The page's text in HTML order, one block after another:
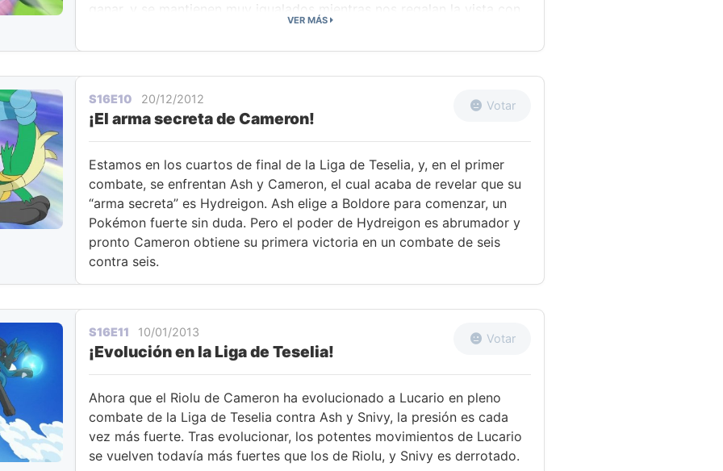
ganar, y se mantienen muy igualados mientras nos regalan la vista con
un poderoso movimiento tras otro. Pero Krookodile a duras penas
consigue la victoria, por lo que Stephan saca a su increíblemente veloz
óptimos movimientos de Zebstrika, Nitrocarga y Rayo. Gracias a las
inteligentes estrategias de ambas partes, el combate termina en
empate.
VER MÁS
S16E10 20/12/2012
¡El arma secreta de Cameron!
Votar
Estamos en los cuartos de final de la Liga de Teselia, y, en el primer
combate, se enfrentan Ash y Cameron, el cual acaba de revelar que su
“arma secreta” es Hydreigon. Ash elige a Boldore para comenzar, un
Pokémon fuerte sin duda. Pero el poder de Hydreigon es abrumador y
pronto Cameron obtiene su primera victoria en un combate de seis
contra seis.
S16E11 10/01/2013
¡Evolución en la Liga de Teselia!
Votar
Ahora que el Riolu de Cameron ha evolucionado a Lucario en pleno
combate de la Liga de Teselia contra Ash y Snivy, la presión es cada
vez más fuerte. Tras evolucionar, los potentes movimientos de Lucario
se vuelven todavía más fuertes que los de Riolu, y Snivy es derrotado.